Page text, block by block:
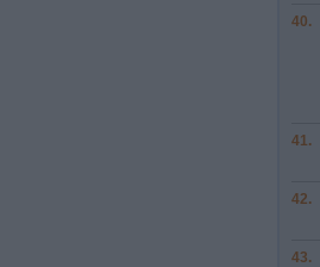
40.
41.
42.
43.